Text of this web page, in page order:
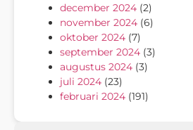
december 2024 (2)
november 2024 (6)
oktober 2024 (7)
september 2024 (3)
augustus 2024 (3)
juli 2024 (23)
februari 2024 (191)